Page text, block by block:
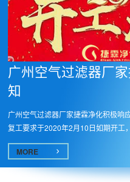
广州空气过滤器厂
知
广州空气过滤器厂家捷霖净化积极响
复工要求于2020年2月10日如期开工
有需要...
MORE